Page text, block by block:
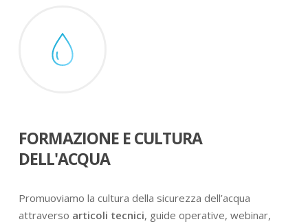
FORMAZIONE E CULTURA
DELL'ACQUA
Promuoviamo la cultura della sicurezza dell’acqua
attraverso articoli tecnici, guide operative, webinar,